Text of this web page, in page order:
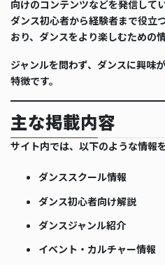
向けのコンテンツなどを発信して
ダンス初心者から経験者まで役立
おり、ダンスをより楽しむための
ジャンルを問わず、ダンスに興味
特徴です。
主な掲載内容
サイト内では、以下のような情報
ダンススクール情報
ダンス初心者向け解説
ダンスジャンル紹介
イベント・カルチャー情報